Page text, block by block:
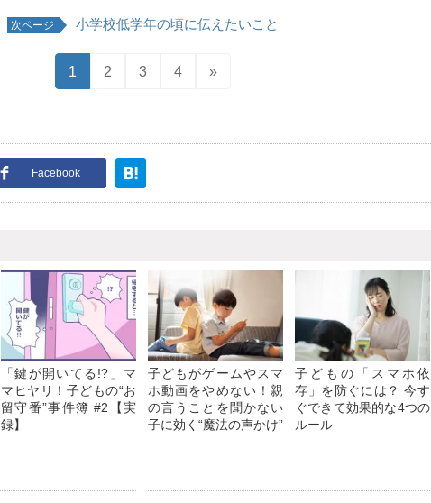
次ページ 小学校低学年の頃に伝えたいこと
1 2 3 4 »
Facebook
「鍵が開いてる!?」マ
マヒヤリ！子どもの“お
留守番”事件簿 #2【実
録】
子どもがゲームやスマ
ホ動画をやめない！親
の言うことを聞かない
子に効く“魔法の声かけ”
子どもの「スマホ依
存」を防ぐには？ 今す
ぐできて効果的な4つの
ルール